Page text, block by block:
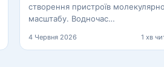
створення пристроїв
масштабу. Водночас…
4 Червня 2026 1 хв